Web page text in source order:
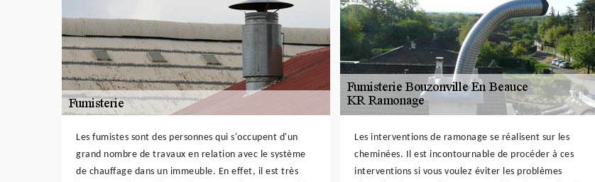
Les fumistes sont des personnes qui s'occupent d'un
grand nombre de travaux en relation avec le système
de chauffage dans un immeuble. En effet, il est très
Les interventions de ramonage se réalisent sur les
cheminées. Il est incontournable de procéder à ces
interventions si vous voulez éviter les problèmes